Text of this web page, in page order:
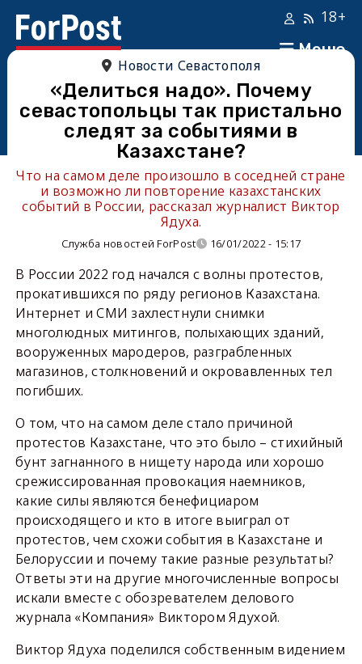
Меню
18+
Новости Севастополя
«Делиться надо». Почему
севастопольцы так пристально
следят за событиями в
Казахстане?
Что на самом деле произошло в соседней стране
и возможно ли повторение казахстанских
событий в России, рассказал журналист Виктор
Ядуха.
Служба новостей ForPost 16/01/2022 - 15:17
В России 2022 год начался с волны протестов,
прокатившихся по ряду регионов Казахстана.
Интернет и СМИ захлестнули снимки
многолюдных митингов, полыхающих зданий,
вооруженных мародеров, разграбленных
магазинов, столкновений и окровавленных тел
погибших.
О том, что на самом деле стало причиной
протестов Казахстане, что это было – стихийный
бунт загнанного в нищету народа или хорошо
срежиссированная провокация наемников,
какие силы являются бенефициаром
происходящего и кто в итоге выиграл от
протестов, чем схожи события в Казахстане и
Белоруссии и почему такие разные результаты?
Ответы эти на другие многочисленные вопросы
искали вместе с обозревателем делового
журнала «Компания» Виктором Ядухой.
Виктор Ядуха поделился собственным видением